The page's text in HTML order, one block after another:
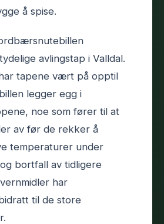
å spise.
avlingstap i Valldal.
tapene vært på opptil
legger egg i
noe som fører til at
av før de rekker å
temperaturer under
bortfall av tidligere
har
til de store